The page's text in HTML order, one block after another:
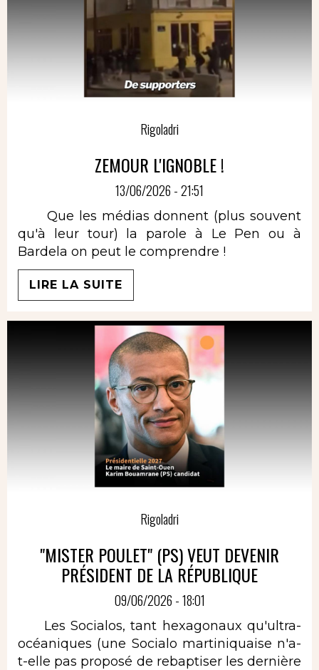
Rigoladri
ZEMOUR L'IGNOBLE !
13/06/2026 - 21:51
Que les médias donnent (plus souvent
qu'à leur tour) la parole à Le Pen ou à
Bardela on peut le comprendre !
LIRE LA SUITE
Rigoladri
"MISTER POULET" (PS) VEUT DEVENIR
PRÉSIDENT DE LA RÉPUBLIQUE
09/06/2026 - 18:01
Les Socialos, tant hexagonaux qu'ultra-
océaniques (une Socialo martiniquaise n'a-
t-elle pas proposé de rebaptiser les dernière